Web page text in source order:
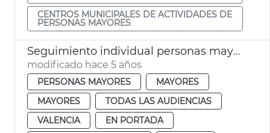
CENTROS MUNICIPALES DE ACTIVIDADES DE
PERSONAS MAYORES
Seguimiento individual personas mayores
modificado hace 5 años
PERSONAS MAYORES
MAYORES
MAYORES
TODAS LAS AUDIENCIAS
VALENCIA
EN PORTADA